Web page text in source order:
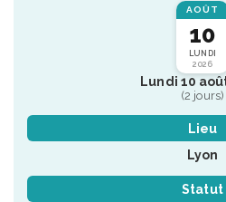
AOÛT
10
LUNDI
2026
Lundi 10
(2 jours)
Lieu
Lyon
Statut